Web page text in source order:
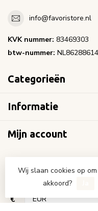
info@favoristore.nl
KVK nummer: 83469303
btw-nummer:
Categorieën
Informatie
Mijn account
€
Wij slaan cookies op
akkoord?